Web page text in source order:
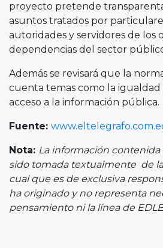
proyecto pretende
asuntos tratados por
autoridades y servidores de los
dependencias del sector
Además se revisará que la
cuenta temas como la
acceso a la información pública.
Fuente:
Nota: La información
sido tomada textualmente de
cual que es de exclusiva
ha originado y no representa
pensamiento ni la línea de